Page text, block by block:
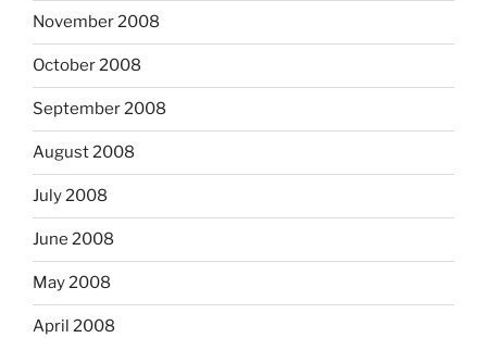
November 2008
October 2008
September 2008
August 2008
July 2008
June 2008
May 2008
April 2008